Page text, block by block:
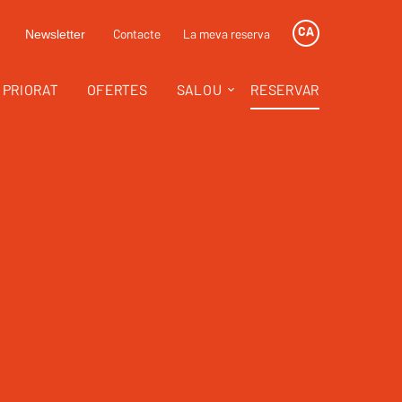
Newsletter Contacte La meva reserva CA
OFERTES SALOU RESERVAR